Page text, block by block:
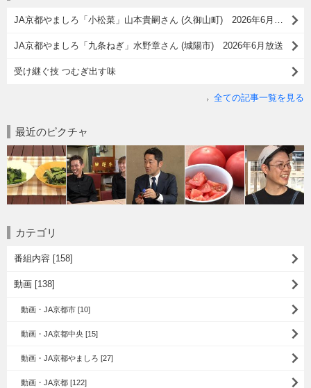
JA京都やましろ「九条ねぎ」水野章さん (城陽市) 2026年6月放送
受け継ぐ技 つむぎ出す味
全ての記事一覧を見る
最近のピクチャ
カテゴリ
番組内容 [158]
動画 [138]
動画・JA京都市 [10]
動画・JA京都中央 [15]
動画・JA京都やましろ [27]
動画・JA京都 [122]